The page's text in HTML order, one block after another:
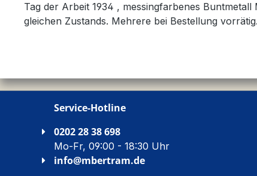
Tag der Arbeit 1934 , messingfarbenes
gleichen Zustands. Mehrere bei Bestellung
Service-Hotline
0202 28 38 698
Mo-Fr, 09:00 - 18:30 Uhr
info@mbertram.de